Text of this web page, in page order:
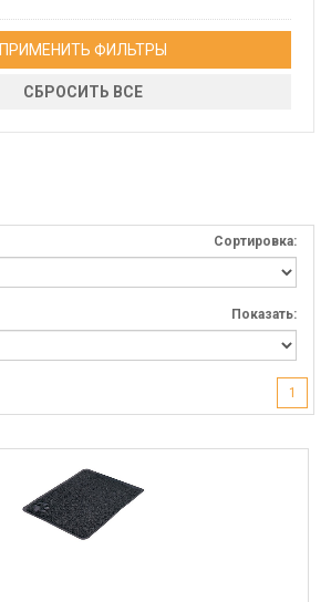
ПРИМЕНИТЬ ФИЛЬТРЫ
СБРОСИТЬ ВСЕ
Сортировка:
Показать:
1